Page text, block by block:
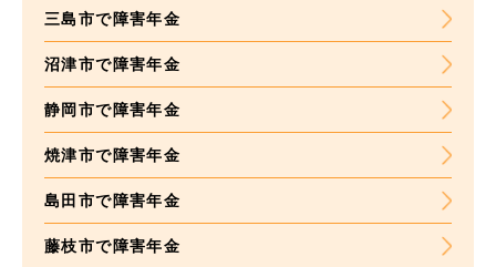
三島市で障害年金
沼津市で障害年金
静岡市で障害年金
焼津市で障害年金
島田市で障害年金
藤枝市で障害年金